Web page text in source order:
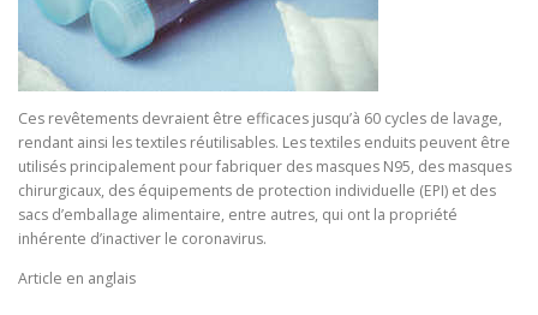
Ces revêtements devraient être efficaces jusqu’à 60 cycles de lavage,
rendant ainsi les textiles réutilisables. Les textiles enduits peuvent être
utilisés principalement pour fabriquer des masques N95, des masques
chirurgicaux, des équipements de protection individuelle (EPI) et des
sacs d’emballage alimentaire, entre autres, qui ont la propriété
inhérente d’inactiver le coronavirus.
Article en anglais